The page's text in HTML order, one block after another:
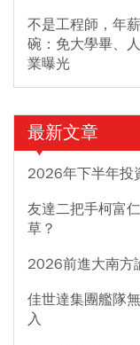
不是工程師，年
碗：免大學畢、
業曝光
最新文章
2026年下半年投
友達二把手柯富
草？
2026前進大南方
佳世達集團艦隊
入